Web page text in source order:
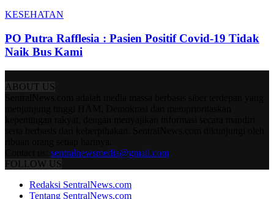
KESEHATAN
PO Putra Rafflesia : Pasien Positif Covid-19 Tidak
Naik Bus Kami
ABOUT US
sentralnewsmedia@gmail.com
FOLLOW US
Redaksi SentralNews.com
Tentang SentralNews.com